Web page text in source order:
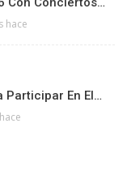
hace
Participar En El…